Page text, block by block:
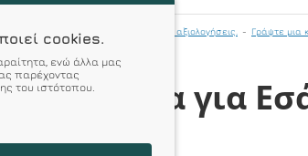
Σύμφωνα με 0 αξιολογήσεις. - Γράψτε μια
για
cookies.
ενώ άλλα μας
παρέχοντας
του ιστότοπου.